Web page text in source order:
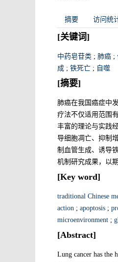
摘要 访问统
[关键词]
中药皂苷类 ; 肺癌 ;
成 ; 铁死亡 ; 自噬
[摘要]
肺癌在我国癌症中
疗法不仅适用范围
丰富的理论与实践
导细胞凋亡、抑制
制血管生成、诱导
机制研究成果，以
[Key word]
traditional Chinese
action ; apoptosis ;
microenvironment ;
[Abstract]
Lung cancer has the